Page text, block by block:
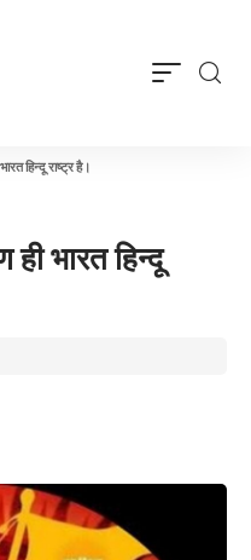
हिन्दू राष्ट्र है।
भारत हिन्दू